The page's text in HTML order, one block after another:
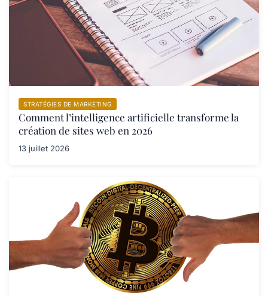
STRATÉGIES DE MARKETING
Comment l’intelligence artificielle transforme la
création de sites web en 2026
13 juillet 2026